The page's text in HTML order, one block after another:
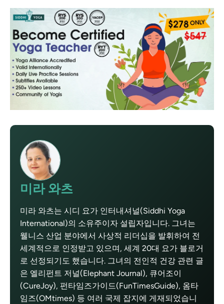
미라 와츠
미라 와츠는 시디 요가 인터내셔널(Siddhi Yoga
International)의 소유주이자 설립자입니다. 그녀는
웰니스 산업 분야에서 사상적 리더십을 발휘하여 전
세계적으로 인정받고 있으며, 세계 20대 요가 블로거
로 선정되기도 했습니다. 그녀의 전인적 건강 관련 글
은 엘리펀트 저널(Elephant Journal), 큐어조이
(CureJoy), 펀타임즈가이드(FunTimesGuide), 옴타
임즈(OMtimes) 등 여러 국제 잡지에 게재되었습니